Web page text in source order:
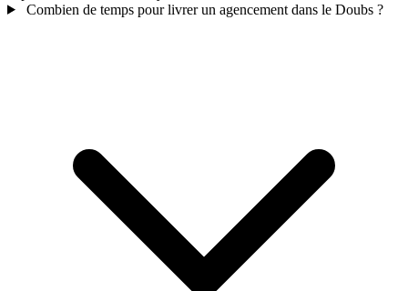
Combien de temps pour livrer un agencement dans le Doubs ?